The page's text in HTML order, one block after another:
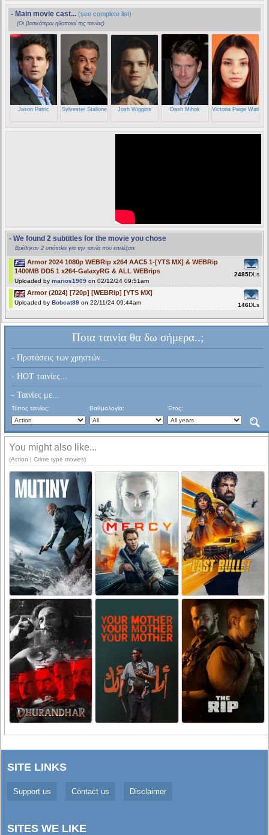
- Main movie cast... (see complete list)
(Οι βασικότεροι ηθοποιοί της ταινίας)
Jason Patric Sylvester Stallone Josh Wiggins Dash Mihok Victoria Paige Watkins
- We found 2 subtitles for the movie you chose
Βρέθηκαν 2 υπότιτλοι για την ταινία που επιλέξατε
Armor 2024 1080p WEBRip x264 AAC5 1-[YTS MX] & WEBRip
1400MB DD5 1 x264-GalaxyRG & ALL WEBrips
Uploaded by marios1909 on 02/12/24 09:51am
2485DLs
Armor (2024) [720p] [WEBRip] [YTS MX]
Uploaded by Bobcat89 on 22/11/24 09:44am 146DLs
Ποια ταινία θα δω σήμερα..;
- Προτάσεις των χρηστών...
- HOT ταινίες...
- Ταινίες με...
Τύπος ταινίας: Βαθμολογία: Έτος:
You might also like...
(Action | Crime type movies)
SITE LINKS
Support us Contact us Disclaimer
SITES WE LIKE